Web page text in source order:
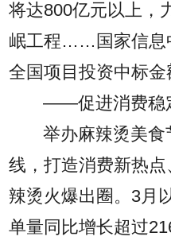
将达800亿元以上，
岷工程……国家信息
全国项目投资中标金
——促进消费稳
举办麻辣烫美
线，打造消费新热
辣烫火爆出圈。3月
单量同比增长超过